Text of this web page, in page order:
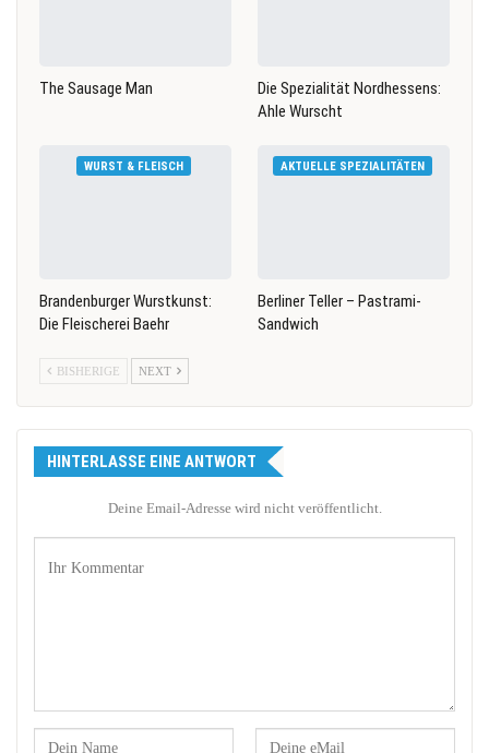
The Sausage Man
Die Spezialität Nordhessens:
Ahle Wurscht
WURST & FLEISCH
Brandenburger Wurstkunst:
Die Fleischerei Baehr
AKTUELLE SPEZIALITÄTEN
Berliner Teller – Pastrami-
Sandwich
BISHERIGE NEXT
HINTERLASSE EINE ANTWORT
Deine Email-Adresse wird nicht veröffentlicht.